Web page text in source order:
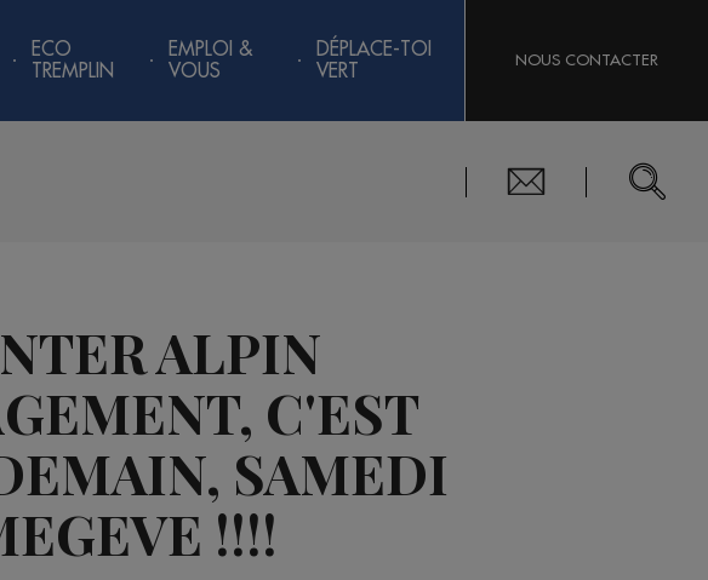
ECO
TREMPLIN
EMPLOI &
VOUS
DÉPLACE-TOI
VERT
NOUS CONTACTER
ALPIN
C'EST
SAMEDI
!!!!